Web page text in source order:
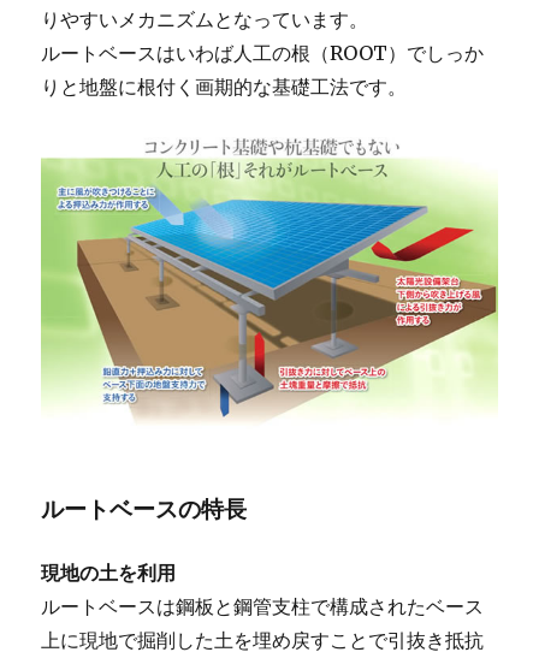
りやすいメカニズムとなっています。
ルートベースはいわば人工の根（ROOT）でしっか
りと地盤に根付く画期的な基礎工法です。
ルートベースの特長
現地の土を利用
ルートベースは鋼板と鋼管支柱で構成されたベース
上に現地で掘削した土を埋め戻すことで引抜き抵抗